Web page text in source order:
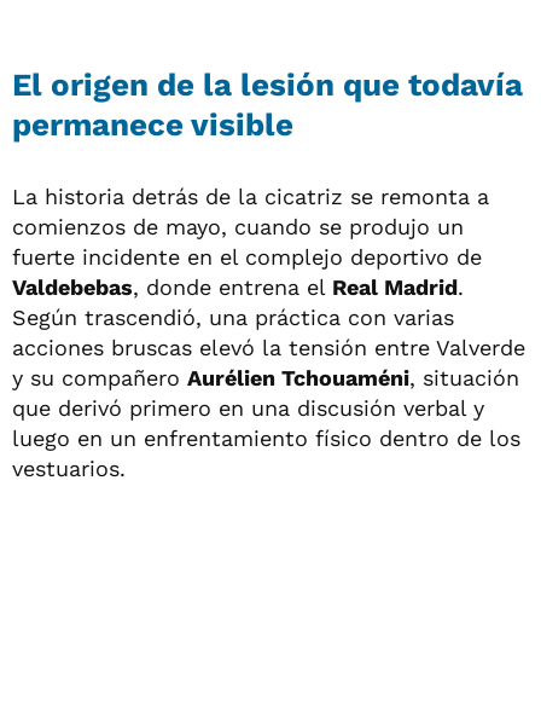
El origen de la lesión que todavía
permanece visible
La historia detrás de la cicatriz se remonta a
comienzos de mayo, cuando se produjo un
fuerte incidente en el complejo deportivo de
Valdebebas, donde entrena el Real Madrid.
Según trascendió, una práctica con varias
acciones bruscas elevó la tensión entre Valverde
y su compañero Aurélien Tchouaméni, situación
que derivó primero en una discusión verbal y
luego en un enfrentamiento físico dentro de los
vestuarios.